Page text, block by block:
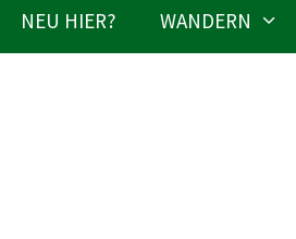
NEU HIER? WANDERN